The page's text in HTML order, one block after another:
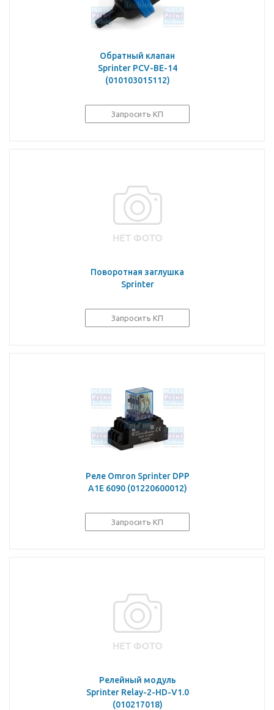
Обратный клапан
Sprinter PCV-BE-14
(010103015112)
Запросить КП
Поворотная заглушка
Sprinter
Запросить КП
Реле Omron Sprinter DPP
A1E 6090 (01220600012)
Запросить КП
Релейный модуль
Sprinter Relay-2-HD-V1.0
(010217018)